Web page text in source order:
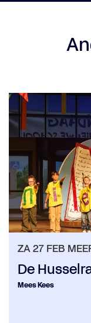
De
Mees Kees
ZA 27 FEB